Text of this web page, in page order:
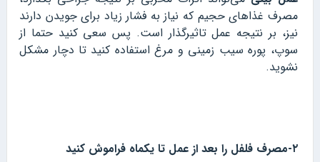
مصرف غذاهای حجیم که نیاز به فشار زیاد برای جویدن دارند
نیز، بر نتیجه عمل تاثیرگذار است. پس سعی کنید حتما از
سوپ، پوره سیب زمینی و مرغ استفاده کنید تا دچار مشکل
نشوید.
۲-مصرف فلفل را بعد از عمل تا یکماه فراموش کنید